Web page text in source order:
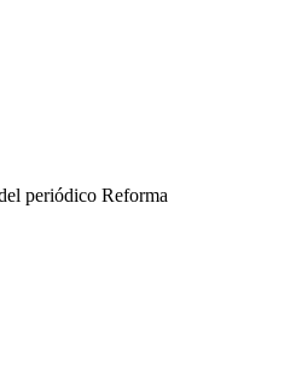
periódico Reforma